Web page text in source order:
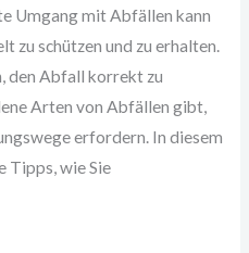
Umgang mit Abfällen kann
zu schützen und zu erhalten.
den Abfall korrekt zu
Arten von Abfällen gibt,
erfordern. In diesem
Tipps, wie Sie